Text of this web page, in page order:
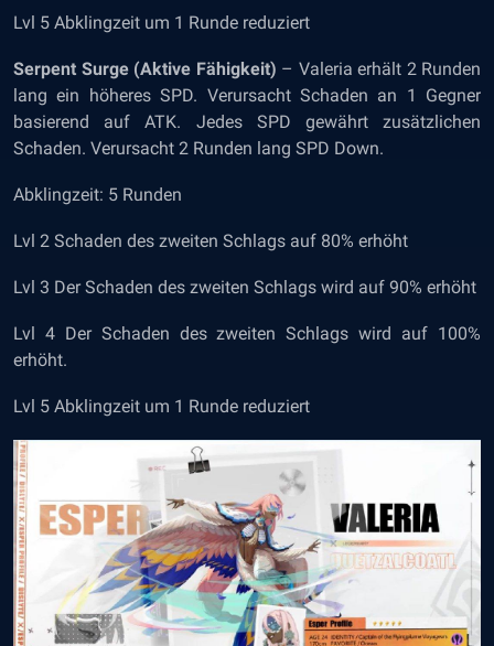
Lvl 5 Abklingzeit um 1 Runde reduziert
Serpent Surge (Aktive Fähigkeit) – Valeria erhält 2 Runden
lang ein höheres SPD. Verursacht Schaden an 1 Gegner
basierend auf ATK. Jedes SPD gewährt zusätzlichen
Schaden. Verursacht 2 Runden lang SPD Down.
Abklingzeit: 5 Runden
Lvl 2 Schaden des zweiten Schlags auf 80% erhöht
Lvl 3 Der Schaden des zweiten Schlags wird auf 90% erhöht
Lvl 4 Der Schaden des zweiten Schlags wird auf 100%
erhöht.
Lvl 5 Abklingzeit um 1 Runde reduziert